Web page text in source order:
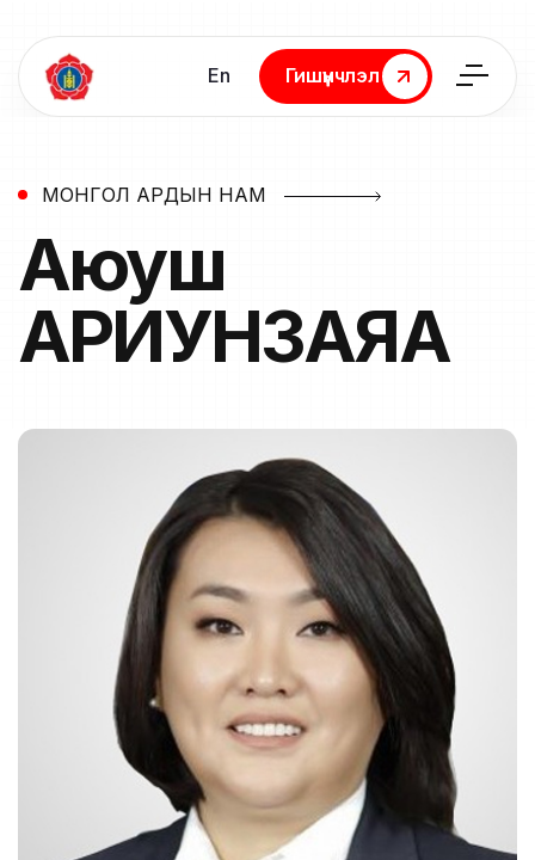
En
Гишүүнчлэл
Гишүүнчлэл
МОНГОЛ АРДЫН НАМ
Аюуш
АРИУНЗАЯА